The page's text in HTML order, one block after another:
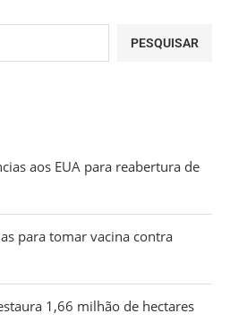
PESQUISAR
aos EUA para reabertura de
para tomar vacina contra
1,66 milhão de hectares